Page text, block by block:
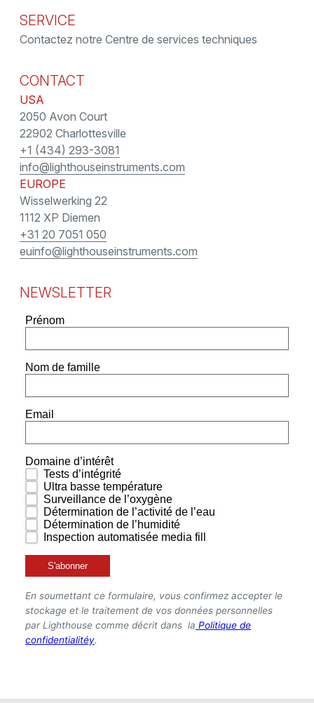
À propos de la société
SERVICE
Contactez notre Centre de services techniques
CONTACT
USA
2050 Avon Court
22902 Charlottesville
+1 (434) 293-3081
info@lighthouseinstruments.com
EUROPE
Wisselwerking 22
1112 XP Diemen
+31 20 7051 050
euinfo@lighthouseinstruments.com
NEWSLETTER